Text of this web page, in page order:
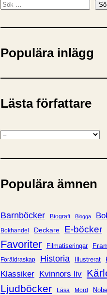
S
k
Populära inlägg
Lästa författare
K
t
g
i
e
r
Populära ämnen
Barnböcker Biografi Blogga
Bokhandel Deckare E-böcker
Favoriter Filmatiseringar
Föräldraskap Historia Illustrerat
Klassiker Kvinnors liv
Ljudböcker
Läsa Mord